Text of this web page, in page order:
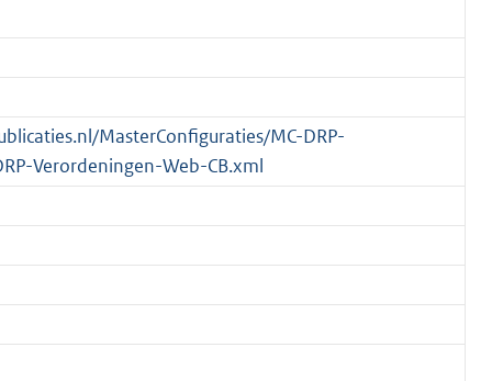
MasterConfiguraties/MC-DRP-
Verordeningen-Web-CB.xml